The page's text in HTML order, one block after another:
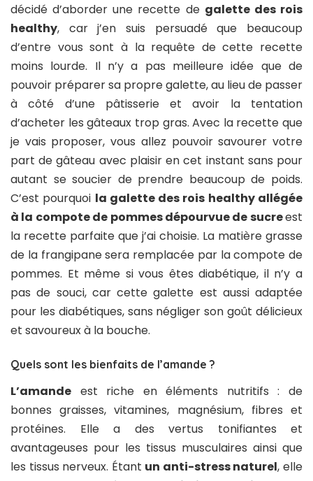
décidé d’aborder une recette de galette des rois
healthy, car j’en suis persuadé que beaucoup
d’entre vous sont à la requête de cette recette
moins lourde. Il n’y a pas meilleure idée que de
pouvoir préparer sa propre galette, au lieu de passer
à côté d’une pâtisserie et avoir la tentation
d’acheter les gâteaux trop gras. Avec la recette que
je vais proposer, vous allez pouvoir savourer votre
part de gâteau avec plaisir en cet instant sans pour
autant se soucier de prendre beaucoup de poids.
C’est pourquoi la galette des rois healthy allégée
à la compote de pommes dépourvue de sucreest
la recette parfaite que j’ai choisie. La matière grasse
de la frangipane sera remplacée par la compote de
pommes. Et même si vous êtes diabétique, il n’y a
pas de souci, car cette galette est aussi adaptée
pour les diabétiques, sans négliger son goût délicieux
et savoureux à la bouche.
Quels sont les bienfaits de l’amande ?
L’amande est riche en éléments nutritifs : de
bonnes graisses, vitamines, magnésium, fibres et
protéines. Elle a des vertus tonifiantes et
avantageuses pour les tissus musculaires ainsi que
les tissus nerveux. Étant un anti-stress naturel, elle